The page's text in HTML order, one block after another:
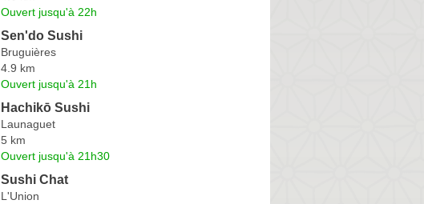
Ouvert jusqu'à 22h
Sen'do Sushi
Bruguières
4.9 km
Ouvert jusqu'à 21h
Hachikō Sushi
Launaguet
5 km
Ouvert jusqu'à 21h30
Sushi Chat
L'Union